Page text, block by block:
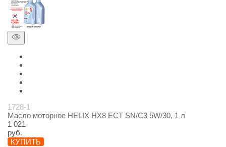
1728-1
Масло моторное HELIX HX8 ECT SN/C3 5W/30, 1 л
1 021
руб.
КУПИТЬ